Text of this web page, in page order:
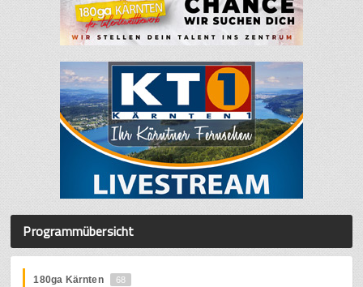
Programmübersicht
180ga Kärnten 68